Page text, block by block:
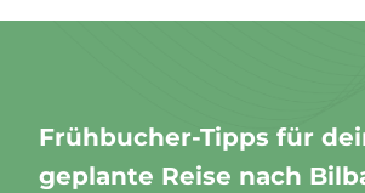
Frühbucher-Tipps für
geplante Reise nach